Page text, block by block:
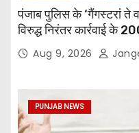
पंजाब पुलिस के ‘गैंगस्टरां ते
विरुद्ध निरंतर कार्रवाई के
अधिक छापेमारियाँ कीं,
Aug 9, 2026
PUNJAB NEWS